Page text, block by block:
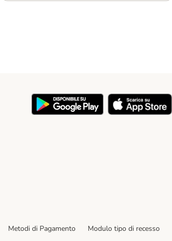
Metodi di Pagamento
Modulo tipo di recesso